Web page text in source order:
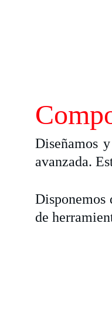
Diseñamos
avanzada.
Disponemos
de